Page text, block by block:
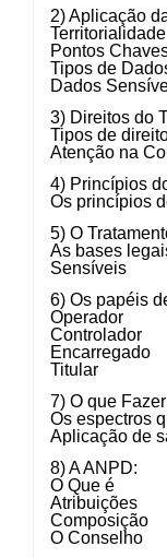
2) Aplicação
Territorialidade
Pontos
Tipos de
Dados
3) Direitos do
Tipos de
Atenção na
4) Princípios
Os princípios
5) O
As bases
Sensíveis
6) Os papéis
Operador
Controlador
Encarregado
Titular
7) O que
Os espectros
Aplicação de
8) A ANPD:
O Que é
Atribuições
Composição
O Conselho